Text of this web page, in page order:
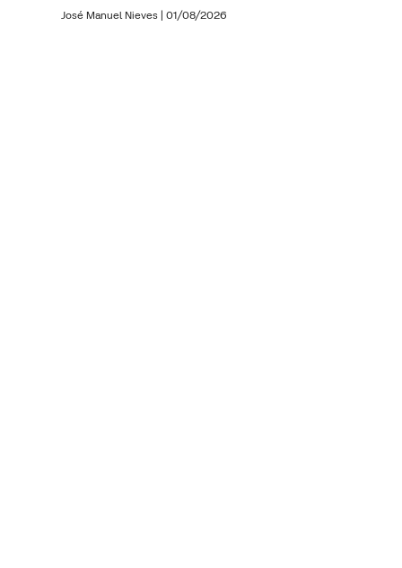
José Manuel Nieves | 01/08/2026